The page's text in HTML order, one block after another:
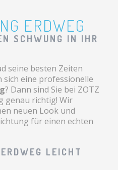
ERDWEG
SCHWUNG IN IHR
seine besten Zeiten
sich eine professionelle
? Dann sind Sie bei ZOTZ
genau richtig! Wir
neuen Look und
für einen echten
LEICHT